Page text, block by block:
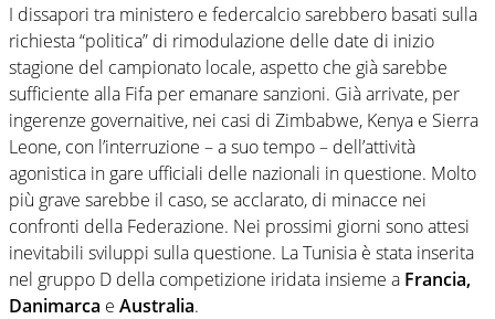
I dissapori tra ministero e federcalcio sarebbero basati sulla
richiesta “politica” di rimodulazione delle date di inizio
stagione del campionato locale, aspetto che già sarebbe
sufficiente alla Fifa per emanare sanzioni. Già arrivate, per
ingerenze governaitive, nei casi di Zimbabwe, Kenya e Sierra
Leone, con l’interruzione – a suo tempo – dell’attività
agonistica in gare ufficiali delle nazionali in questione. Molto
più grave sarebbe il caso, se acclarato, di minacce nei
confronti della Federazione. Nei prossimi giorni sono attesi
inevitabili sviluppi sulla questione. La Tunisia è stata inserita
nel gruppo D della competizione iridata insieme a Francia,
Danimarca e Australia.